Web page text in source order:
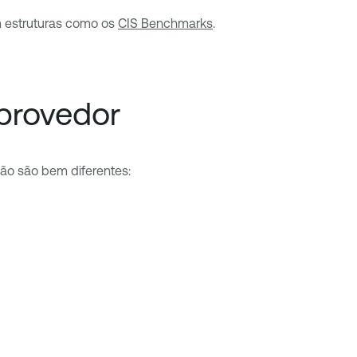
como os CIS Benchmarks.
são bem diferentes: